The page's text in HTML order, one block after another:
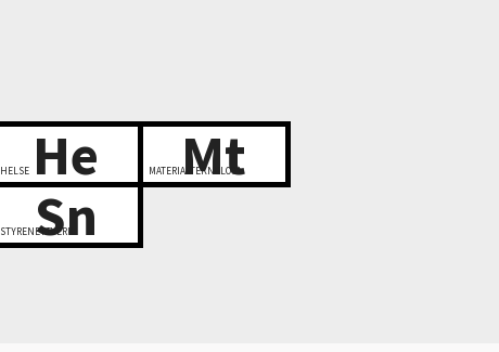
He
HELSE Mt
MATERIALTEKNOLOGI
Sn
STYRENETTVERK